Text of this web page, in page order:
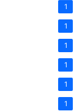
1
1
1
1
1
1